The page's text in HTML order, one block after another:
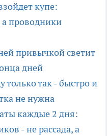
купе:
проводники
привычкой светит
дней
так - быстро и
не нужна
каждые 2 дня:
- не рассада, а